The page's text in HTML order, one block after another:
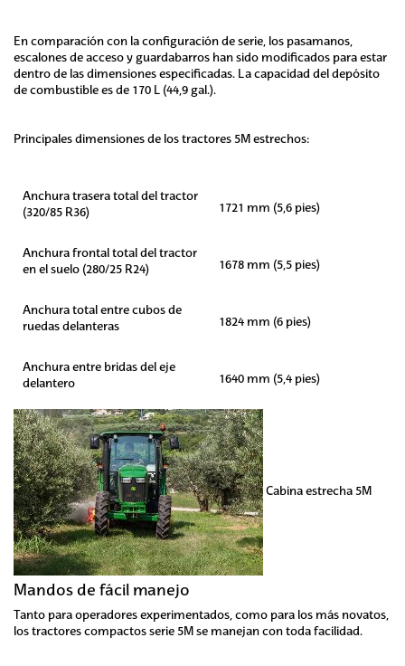
En comparación con la configuración de serie, los pasamanos,
escalones de acceso y guardabarros han sido modificados para estar
dentro de las dimensiones especificadas. La capacidad del depósito
de combustible es de 170 L (44,9 gal.).
Principales dimensiones de los tractores 5M estrechos:
Anchura trasera total del tractor
(320/85 R36)
1721 mm (5,6 pies)
Anchura frontal total del tractor
en el suelo (280/25 R24)
1678 mm (5,5 pies)
Anchura total entre cubos de
ruedas delanteras
1824 mm (6 pies)
Anchura entre bridas del eje
delantero
1640 mm (5,4 pies)
Cabina estrecha 5M
Mandos de fácil manejo
Tanto para operadores experimentados, como para los más novatos,
los tractores compactos serie 5M se manejan con toda facilidad.